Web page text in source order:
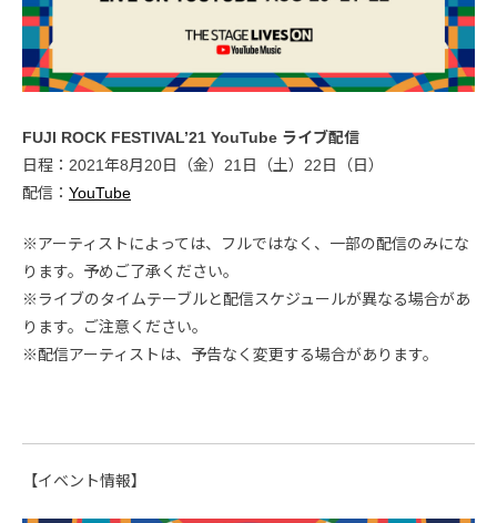
FUJI ROCK FESTIVAL’21 YouTube ライブ配信
日程：2021年8月20日（金）21日（土）22日（日）
配信： YouTube
※アーティストによっては、フルではなく、一部の配信のみにな
ります。予めご了承ください。
※ライブのタイムテーブルと配信スケジュールが異なる場合があ
ります。ご注意ください。
※配信アーティストは、予告なく変更する場合があります。
【イベント情報】